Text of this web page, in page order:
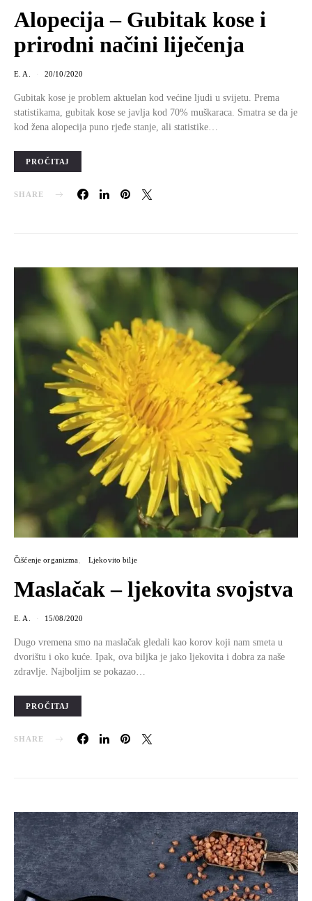
Alopecija – Gubitak kose i
prirodni načini liječenja
E. A. 20/10/2020
Gubitak kose je problem aktuelan kod većine ljudi u svijetu. Prema
statistikama, gubitak kose se javlja kod 70% muškaraca. Smatra se da je
kod žena alopecija puno rjeđe stanje, ali statistike…
PROČITAJ
SHARE
Čišćenje organizma Ljekovito bilje
Maslačak – ljekovita svojstva
E. A. 15/08/2020
Dugo vremena smo na maslačak gledali kao korov koji nam smeta u
dvorištu i oko kuće. Ipak, ova biljka je jako ljekovita i dobra za naše
zdravlje. Najboljim se pokazao…
PROČITAJ
SHARE